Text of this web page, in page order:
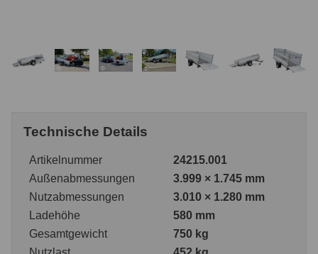
Technische Details
Artikelnummer
24215.001
Außenabmessungen
3.999 × 1.745 mm
Nutzabmessungen
3.010 × 1.280 mm
Ladehöhe
580 mm
Gesamtgewicht
750 kg